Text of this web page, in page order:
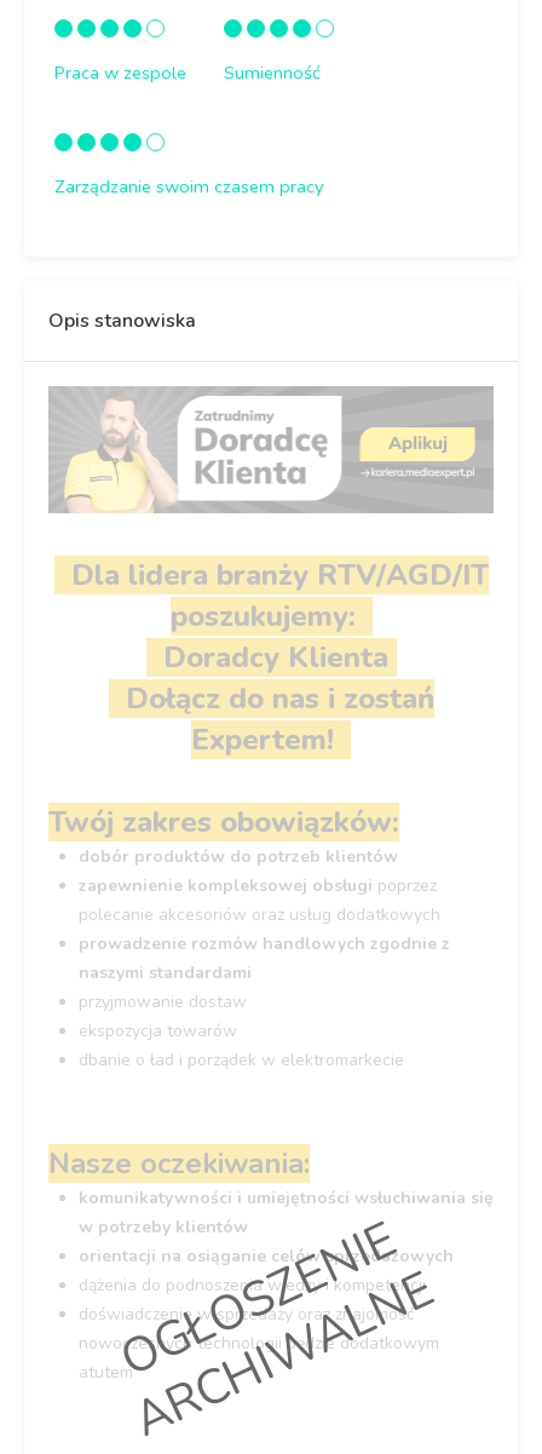
Praca w zespole Sumienność
Zarządzanie swoim czasem pracy
O
G
Ł
O
S
Z
E
N
I
E
A
R
C
H
I
W
A
L
N
E
Opis stanowiska
Dla lidera branży RTV/AGD/IT
poszukujemy:
Doradcy Klienta
Dołącz do nas i zostań
Expertem!
Twój zakres obowiązków:
dobór produktów do potrzeb klientów
zapewnienie kompleksowej obsługi poprzez
polecanie akcesoriów oraz usług dodatkowych
prowadzenie rozmów handlowych zgodnie z
naszymi standardami
przyjmowanie dostaw
ekspozycja towarów
dbanie o ład i porządek w elektromarkecie
Nasze oczekiwania:
komunikatywności i umiejętności wsłuchiwania się
w potrzeby klientów
orientacji na osiąganie celów sprzedażowych
dążenia do podnoszenia wiedzy i kompetencji
doświadczenie w sprzedaży oraz znajomość
nowoczesnych technologii będzie dodatkowym
atutem